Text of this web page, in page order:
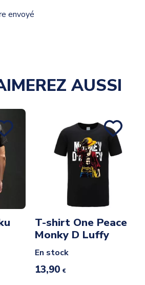
envoyé
AUSSI
T-shirt One Peace
Monky D Luffy
En stock
13,90 €